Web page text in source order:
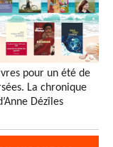
pour un été de
La chronique
Dézîles